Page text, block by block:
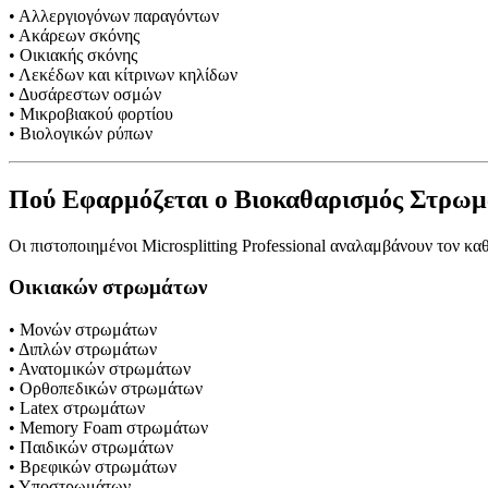
• Αλλεργιογόνων παραγόντων
• Ακάρεων σκόνης
• Οικιακής σκόνης
• Λεκέδων και κίτρινων κηλίδων
• Δυσάρεστων οσμών
• Μικροβιακού φορτίου
• Βιολογικών ρύπων
Πού Εφαρμόζεται ο Βιοκαθαρισμός
Οι πιστοποιημένοι Microsplitting Professional αναλαμβάνουν τον
Οικιακών στρωμάτων
• Μονών στρωμάτων
• Διπλών στρωμάτων
• Ανατομικών στρωμάτων
• Ορθοπεδικών στρωμάτων
• Latex στρωμάτων
• Memory Foam στρωμάτων
• Παιδικών στρωμάτων
• Βρεφικών στρωμάτων